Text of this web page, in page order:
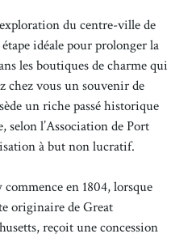
du centre-ville de
idéale pour prolonger la
les boutiques de charme qui
chez vous un souvenir de
un riche passé historique
selon l’Association de Port
à but non lucratif.
en 1804, lorsque
originaire de Great
reçoit une concession